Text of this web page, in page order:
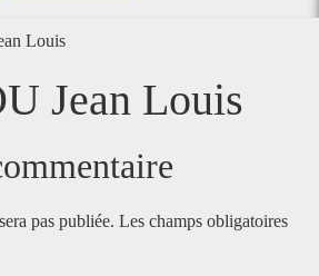
Louis
Jean Louis
pas publiée. Les champs obligatoires